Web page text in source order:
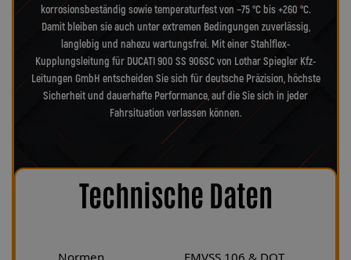
korrosionsbeständig sowie temperaturfest von −75 °C bis +260 °C.
Damit bleiben sie auch unter extremen Bedingungen zuverlässig,
langlebig und nahezu wartungsfrei. Mit einer Stahlflex-
Kupplungsleitung für DUCATI 900 SS 906SC von Lothar Spiegler Kfz-
Leitungen GmbH entscheiden Sie sich für deutsche Präzision, höchste
Sicherheit und dauerhafte Performance, auf die Sie sich in jeder
Fahrsituation verlassen können.
Technische Daten
Normen FMVSS 106 & DOT